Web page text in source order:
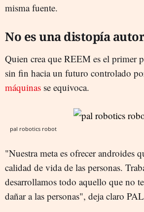
misma fuente.
No es una distopía
Quien crea que REEM es el primer
sin fin hacia un futuro controlado
máquinas se equivoca.
pal robotics robot
"Nuestra meta es ofrecer androides
calidad de vida de las personas.
desarrollamos todo aquello que no
dañar a las personas", deja claro